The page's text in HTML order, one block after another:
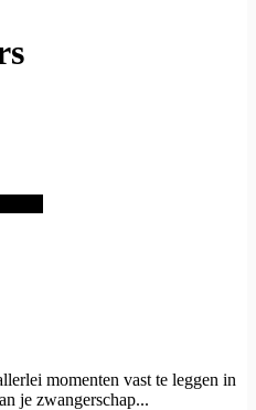
momenten vast te leggen in
je zwangerschap...